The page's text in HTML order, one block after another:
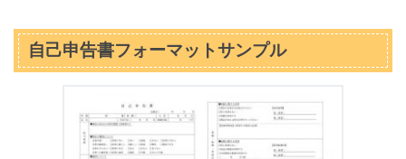
自己申告書フォーマットサンプル